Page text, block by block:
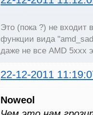
Это (пока ?) не входит
функции вида
даже не все AMD 5xxx
22-12-2011
Noweol